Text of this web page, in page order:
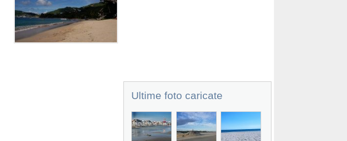
Ultime foto caricate